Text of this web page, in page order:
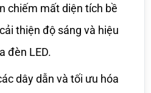
chiếm mất diện tích bề
thiện độ sáng và hiệu
đèn LED.
dây dẫn và tối ưu hóa